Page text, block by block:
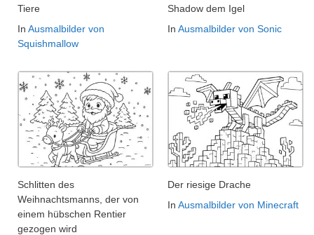
Tiere
In Ausmalbilder von
Squishmallow
Shadow dem Igel
In Ausmalbilder von Sonic
Schlitten des
Weihnachtsmanns, der von
einem hübschen Rentier
gezogen wird
Der riesige Drache
In Ausmalbilder von Minecraft